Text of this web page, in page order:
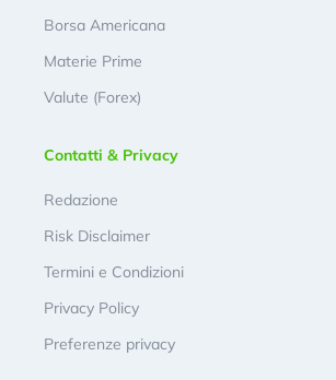
Borsa Americana
Materie Prime
Valute (Forex)
Contatti & Privacy
Redazione
Risk Disclaimer
Termini e Condizioni
Privacy Policy
Preferenze privacy